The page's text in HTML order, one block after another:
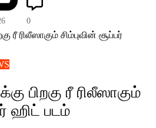
0
பிறகு ரீ ரிலீஸாகும்
ஹிட் படம்